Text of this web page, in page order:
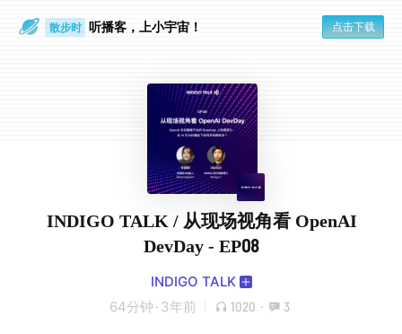
散步时 听播客，上小宇宙！ 点击下载
INDIGO TALK / 从现场视角看 OpenAI
DevDay - EP08
INDIGO TALK
64分钟 · 3年前 1020 · 3